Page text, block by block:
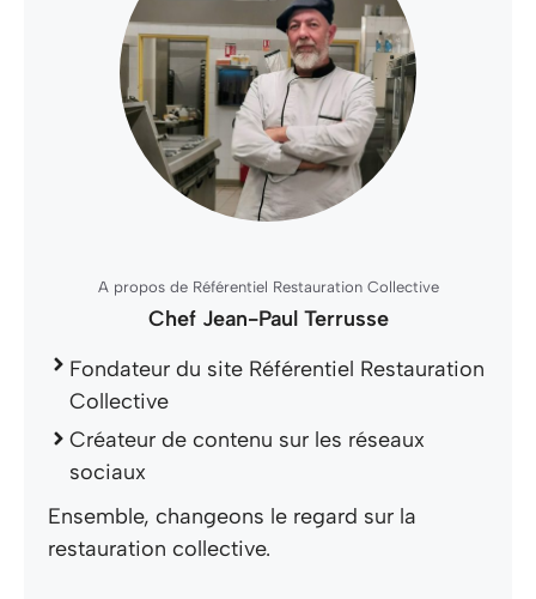
A propos de Référentiel Restauration Collective
Chef Jean-Paul Terrusse
Fondateur du site Référentiel Restauration
Collective
Créateur de contenu sur les réseaux
sociaux
Ensemble, changeons le regard sur la
restauration collective.